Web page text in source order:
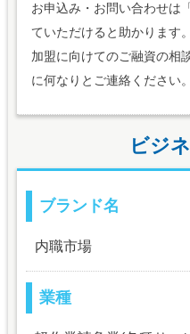
お申込み・お問い合わせは
ていただけると助かります。
加盟に向けてのご融資の相
に何なりとご連絡ください。
ビジ
ブランド名
内職市場
業種